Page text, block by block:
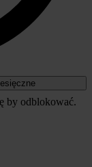
by odblokować.